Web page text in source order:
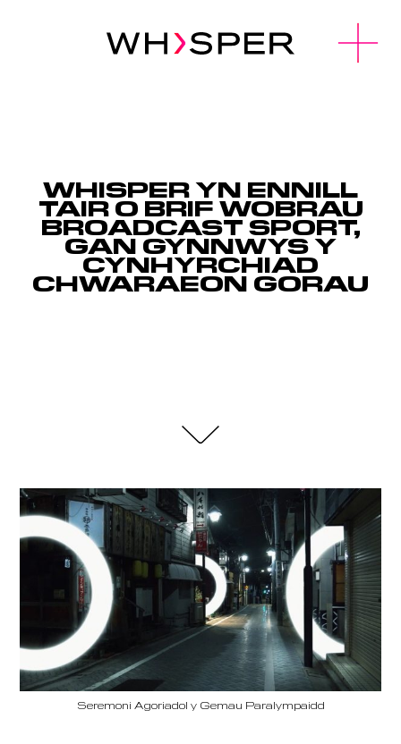
WHISPER YN ENNILL
TAIR O BRIF WOBRAU
BROADCAST SPORT,
GAN GYNNWYS Y
CYNHYRCHIAD
CHWARAEON GORAU
Seremoni Agoriadol y Gemau Paralympaidd